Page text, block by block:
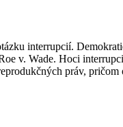
interrupcií.
v. Wade. Hoci
práv,